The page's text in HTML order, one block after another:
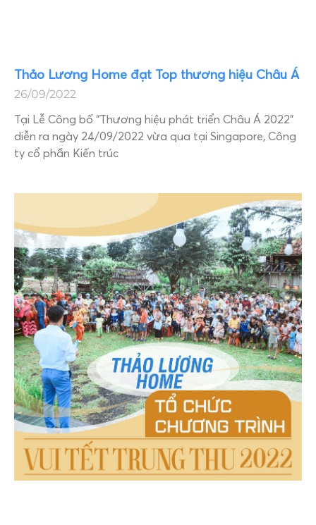
Thảo Lương Home đạt Top thương hiệu Châu Á
26/09/2022
Tại Lễ Công bố “Thương hiệu phát triển Châu Á 2022”
diễn ra ngày 24/09/2022 vừa qua tại Singapore, Công
ty cổ phần Kiến trúc